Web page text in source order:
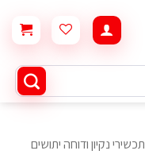
תכשירי נקיון ודוחה יתושים